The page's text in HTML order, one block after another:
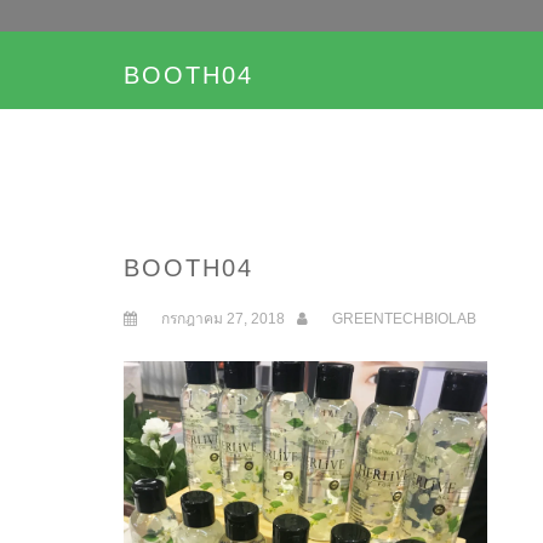
BOOTH04
BOOTH04
กรกฎาคม 27, 2018 GREENTECHBIOLAB